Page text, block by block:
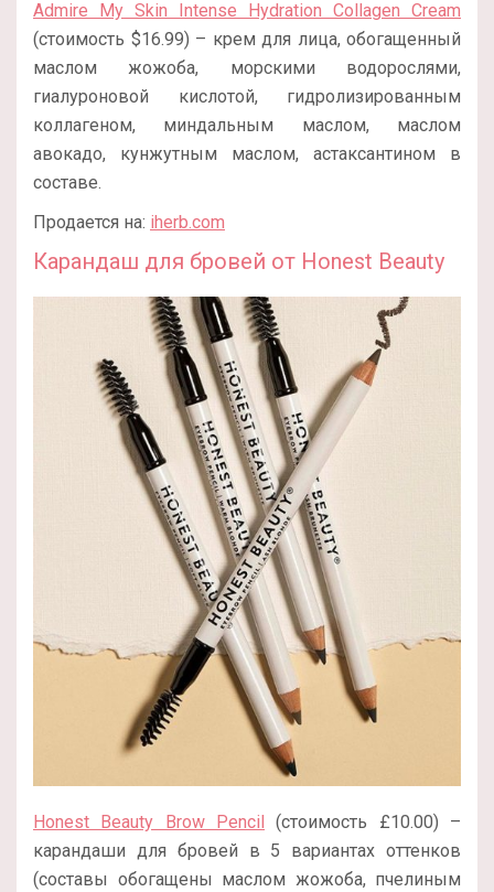
Admire My Skin Intense Hydration Collagen Cream
(стоимость $16.99) – крем для лица, обогащенный
маслом жожоба, морскими водорослями,
гиалуроновой кислотой, гидролизированным
коллагеном, миндальным маслом, маслом
авокадо, кунжутным маслом, астаксантином в
составе.
Продается на: iherb.com
Карандаш для бровей от Honest Beauty
Honest Beauty Brow Pencil
(стоимость £10.00) –
карандаши для бровей в 5 вариантах оттенков
(составы обогащены маслом жожоба, пчелиным